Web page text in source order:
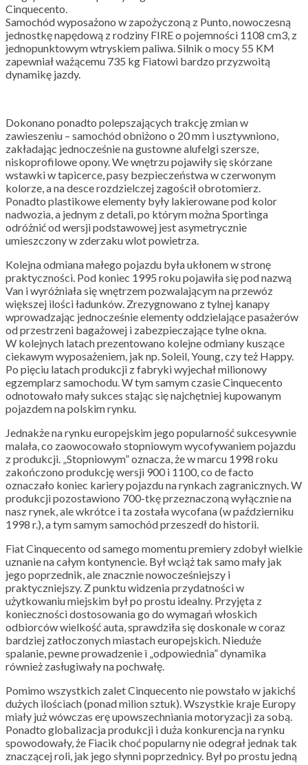
Cinquecento.
Samochód wyposażono w zapożyczoną z Punto, nowoczesną
jednostkę napędową z rodziny FIRE o pojemności 1108 cm3, z
jednopunktowym wtryskiem paliwa. Silnik o mocy 55 KM
zapewniał ważącemu 735 kg Fiatowi bardzo przyzwoitą
dynamikę jazdy.
Dokonano ponadto polepszających trakcję zmian w
zawieszeniu – samochód obniżono o 20 mm i usztywniono,
zakładając jednocześnie na gustowne alufelgi szersze,
niskoprofilowe opony. We wnętrzu pojawiły się skórzane
wstawki w tapicerce, pasy bezpieczeństwa w czerwonym
kolorze, a na desce rozdzielczej zagościł obrotomierz.
Ponadto plastikowe elementy były lakierowane pod kolor
nadwozia, a jednym z detali, po którym można Sportinga
odróżnić od wersji podstawowej jest asymetrycznie
umieszczony w zderzaku wlot powietrza.
Kolejna odmiana małego pojazdu była ukłonem w stronę
praktyczności. Pod koniec 1995 roku pojawiła się pod nazwą
Van i wyróżniała się wnętrzem pozwalającym na przewóz
większej ilości ładunków. Zrezygnowano z tylnej kanapy
wprowadzając jednocześnie elementy oddzielające pasażerów
od przestrzeni bagażowej i zabezpieczające tylne okna.
W kolejnych latach prezentowano kolejne odmiany kuszące
ciekawym wyposażeniem, jak np. Soleil, Young, czy też Happy.
Po pięciu latach produkcji z fabryki wyjechał milionowy
egzemplarz samochodu. W tym samym czasie Cinquecento
odnotowało mały sukces stając się najchętniej kupowanym
pojazdem na polskim rynku.
Jednakże na rynku europejskim jego popularność sukcesywnie
malała, co zaowocowało stopniowym wycofywaniem pojazdu
z produkcji. „Stopniowym” oznacza, że w marcu 1998 roku
zakończono produkcję wersji 900 i 1100, co de facto
oznaczało koniec kariery pojazdu na rynkach zagranicznych. W
produkcji pozostawiono 700-tkę przeznaczoną wyłącznie na
nasz rynek, ale wkrótce i ta została wycofana (w październiku
1998 r.), a tym samym samochód przeszedł do historii.
Fiat Cinquecento od samego momentu premiery zdobył wielkie
uznanie na całym kontynencie. Był wciąż tak samo mały jak
jego poprzednik, ale znacznie nowocześniejszy i
praktyczniejszy. Z punktu widzenia przydatności w
użytkowaniu miejskim był po prostu idealny. Przyjęta z
konieczności dostosowania go do wymagań włoskich
odbiorców wielkość auta, sprawdziła się doskonale w coraz
bardziej zatłoczonych miastach europejskich. Nieduże
spalanie, pewne prowadzenie i „odpowiednia” dynamika
również zasługiwały na pochwałę.
Pomimo wszystkich zalet Cinquecento nie powstało w jakichś
dużych ilościach (ponad milion sztuk). Wszystkie kraje Europy
miały już wówczas erę upowszechniania motoryzacji za sobą.
Ponadto globalizacja produkcji i duża konkurencja na rynku
spowodowały, że Fiacik choć popularny nie odegrał jednak tak
znaczącej roli, jak jego słynni poprzednicy. Był po prostu jedną